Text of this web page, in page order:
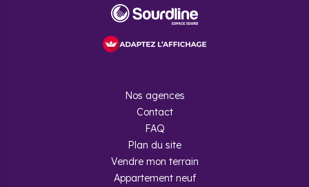
Nos agences
Contact
FAQ
Plan du site
Vendre mon terrain
Appartement neuf